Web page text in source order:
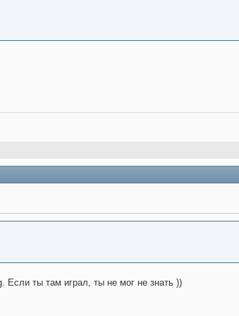
Если ты там играл, ты не мог не знать ))